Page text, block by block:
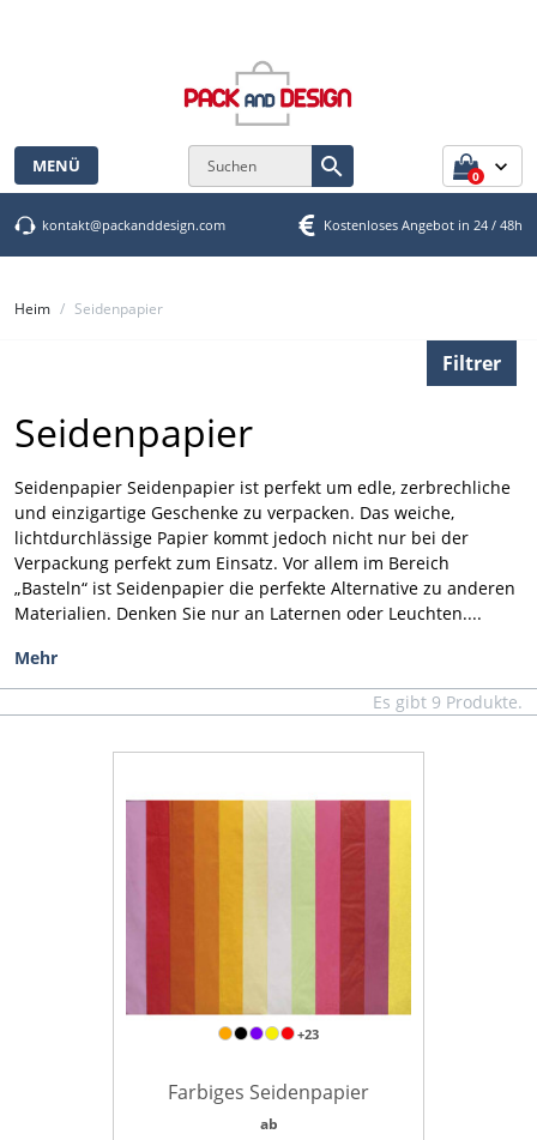
 0
MENÜ
kontakt@packanddesign.com Kostenloses Angebot in 24 / 48h
Heim Seidenpapier
Filtrer
Seidenpapier
Seidenpapier Seidenpapier ist perfekt um edle, zerbrechliche
und einzigartige Geschenke zu verpacken. Das weiche,
lichtdurchlässige Papier kommt jedoch nicht nur bei der
Verpackung perfekt zum Einsatz. Vor allem im Bereich
„Basteln“ ist Seidenpapier die perfekte Alternative zu anderen
Materialien. Denken Sie nur an Laternen oder Leuchten....
Mehr
Es gibt 9 Produkte.
+23
Farbiges Seidenpapier
ab